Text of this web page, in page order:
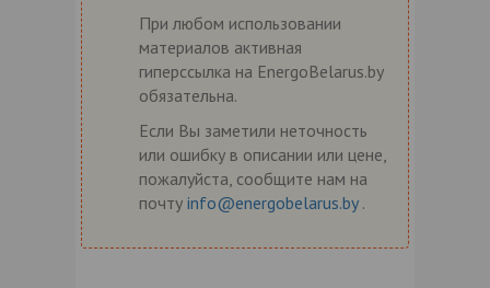
При любом использовании
материалов активная
гиперссылка на EnergoBelarus.by
обязательна.
Если Вы заметили неточность
или ошибку в описании или цене,
пожалуйста, сообщите нам на
почту info@energobelarus.by .